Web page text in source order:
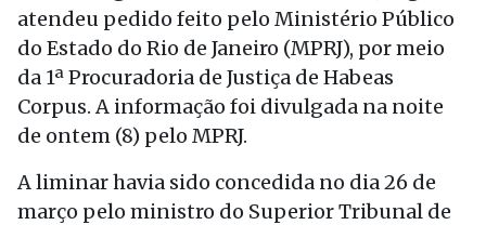
atendeu pedido feito pelo Ministério Público
do Estado do Rio de Janeiro (MPRJ), por meio
da 1ª Procuradoria de Justiça de Habeas
Corpus. A informação foi divulgada na noite
de ontem (8) pelo MPRJ.
A liminar havia sido concedida no dia 26 de
março pelo ministro do Superior Tribunal de